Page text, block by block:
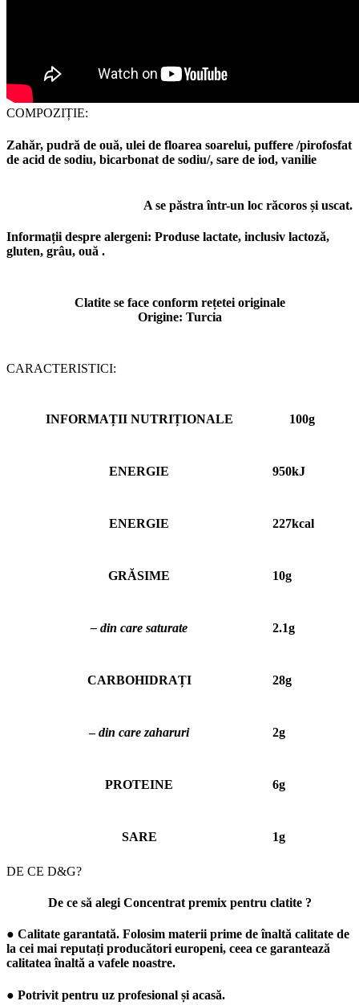
COMPOZIȚIE:
Zahăr, pudră de ouă, ulei de floarea soarelui, puffere /pirofosfat
de acid de sodiu, bicarbonat de sodiu/, sare de iod, vanilie
A se păstra într-un loc răcoros și uscat.
Informații despre alergeni: Produse lactate, inclusiv lactoză,
gluten, grâu, ouă .
Clatite se face conform rețetei originale
Origine: Turcia
CARACTERISTICI:
INFORMAȚII NUTRIȚIONALE 100g
ENERGIE 950kJ
ENERGIE 227kcаl
GRĂSIME 10g
– din care saturate 2.1g
CARBOHIDRAȚI 28g
–din care zaharuri 2g
PROTEINE 6g
SARE 1g
DE CE D&G?
De ce să alegi Concentrat premix pentru clatite ?
● Calitate garantată. Folosim materii prime de înaltă calitate de
la cei mai reputați producători europeni, ceea ce garantează
calitatea înaltă a vafele noastre.
● Potrivit pentru uz profesional și acasă.